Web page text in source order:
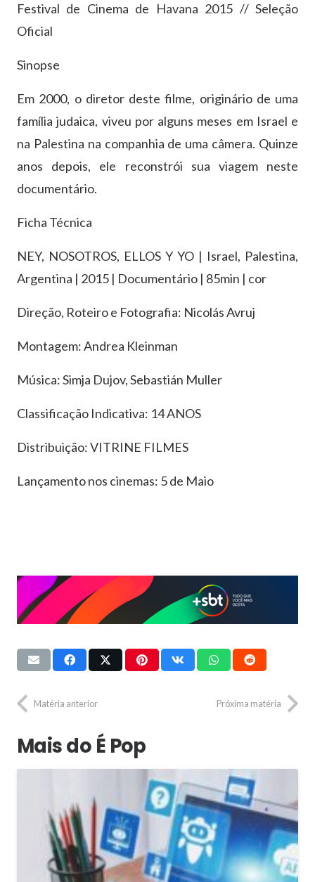
Festival de Cinema de Havana 2015 // Seleção
Oficial
Sinopse
Em 2000, o diretor deste filme, originário de uma
família judaica, viveu por alguns meses em Israel e
na Palestina na companhia de uma câmera. Quinze
anos depois, ele reconstrói sua viagem neste
documentário.
Ficha Técnica
NEY, NOSOTROS, ELLOS Y YO | Israel, Palestina,
Argentina | 2015 | Documentário | 85min | cor
Direção, Roteiro e Fotografia: Nicolás Avruj
Montagem: Andrea Kleinman
Música: Simja Dujov, Sebastián Muller
Classificação Indicativa: 14 ANOS
Distribuição: VITRINE FILMES
Lançamento nos cinemas: 5 de Maio
Matéria anterior Próxima matéria
Mais do É Pop